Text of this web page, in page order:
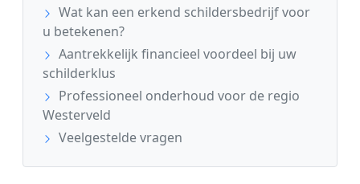
Wat kan een erkend schildersbedrijf voor
u betekenen?
Aantrekkelijk financieel voordeel bij uw
schilderklus
Professioneel onderhoud voor de regio
Westerveld
Veelgestelde vragen